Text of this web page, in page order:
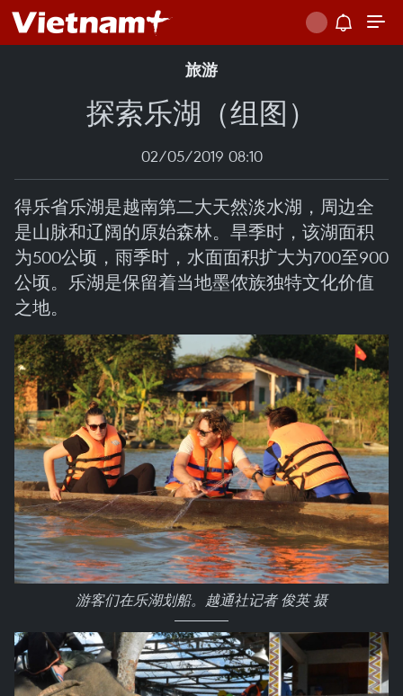
旅游
探索乐湖（组图）
02/05/2019 08:10
得乐省乐湖是越南第二大天然淡水湖，周边全
是山脉和辽阔的原始森林。旱季时，该湖面积
为500公顷，雨季时，水面面积扩大为700至900
公顷。乐湖是保留着当地墨侬族独特文化价值
之地。
游客们在乐湖划船。越通社记者 俊英 摄